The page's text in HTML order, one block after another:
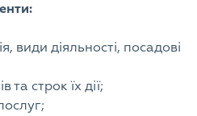
види діяльності, посадові
та строк їх дії;